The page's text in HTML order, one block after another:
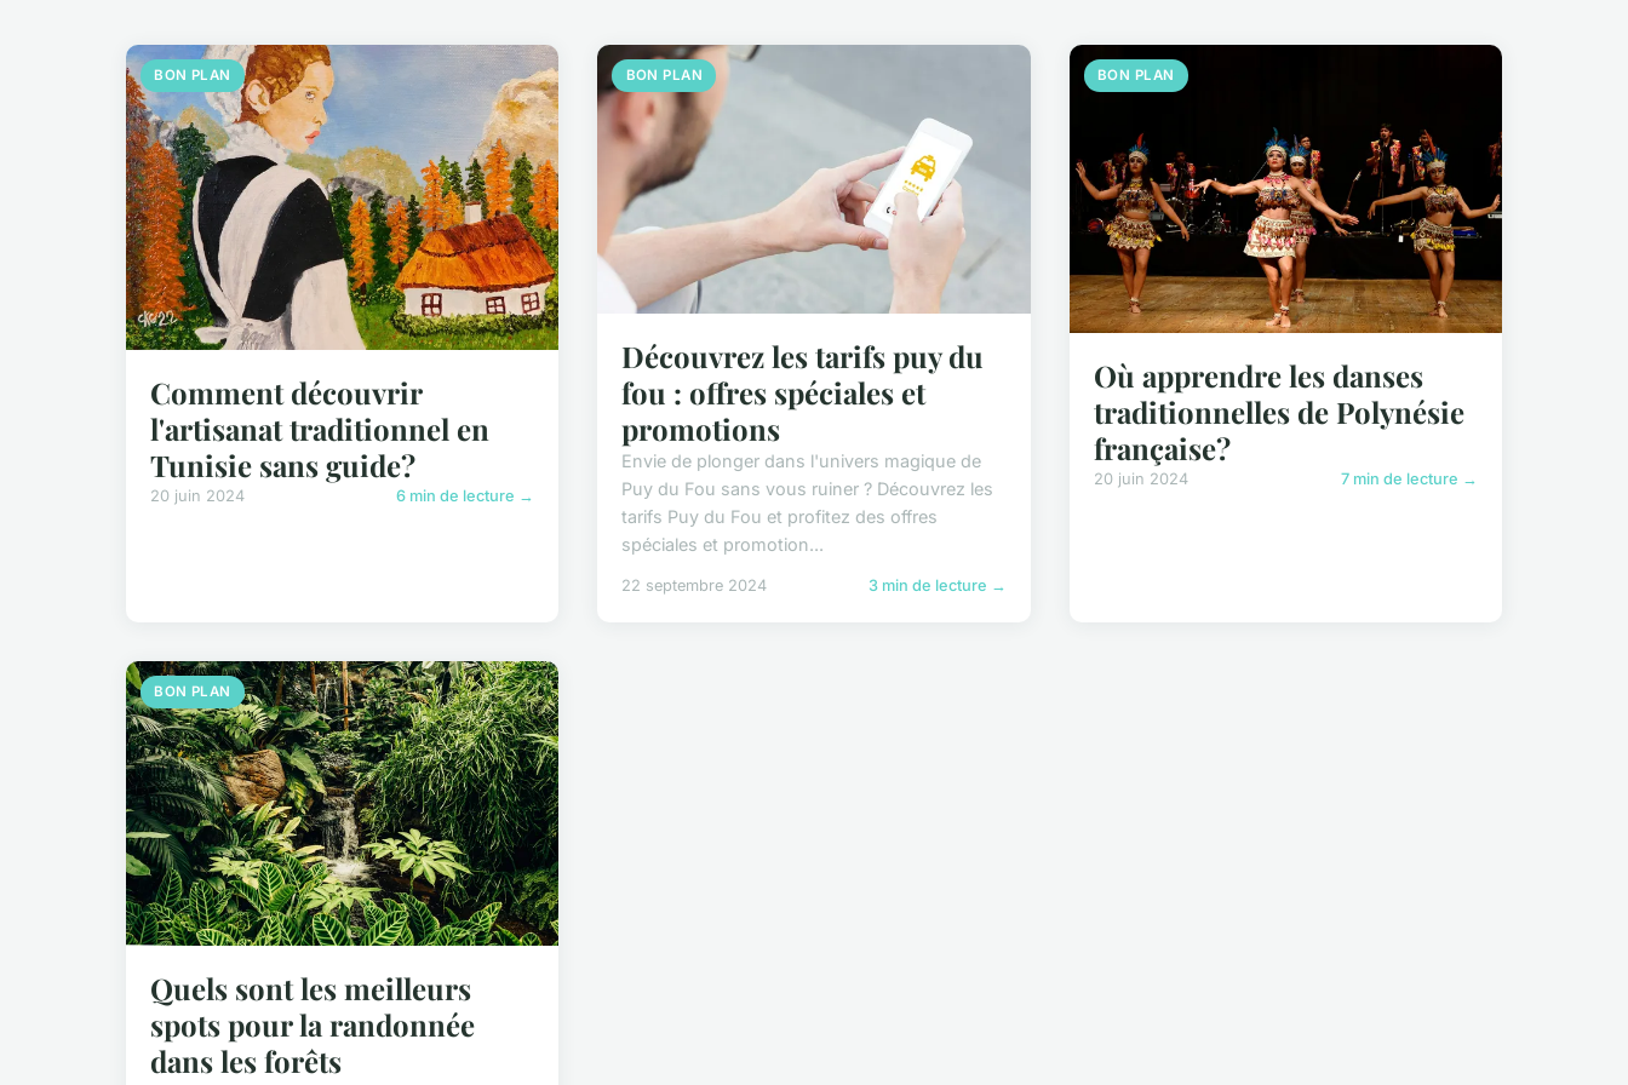
BON PLAN
Comment découvrir
l'artisanat traditionnel en
Tunisie sans guide?
20 juin 2024 6 min de lecture →
BON PLAN
Découvrez les tarifs puy du
fou : offres spéciales et
promotions
Envie de plonger dans l'univers magique de
Puy du Fou sans vous ruiner ? Découvrez les
tarifs Puy du Fou et profitez des offres
spéciales et promotion...
22 septembre 2024 3 min de lecture →
BON PLAN
Où apprendre les danses
traditionnelles de Polynésie
française?
20 juin 2024 7 min de lecture →
BON PLAN
Quels sont les meilleurs
spots pour la randonnée
dans les forêts